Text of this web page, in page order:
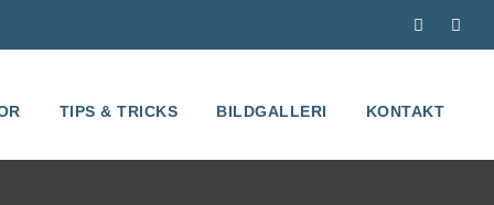
TIPS & TRICKS BILDGALLERI KONTAKT